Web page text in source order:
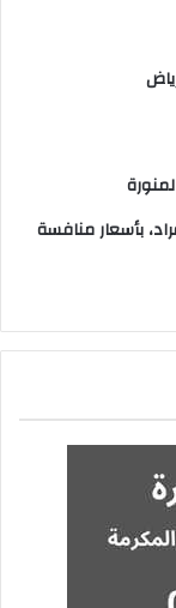
بأسعار منافسة